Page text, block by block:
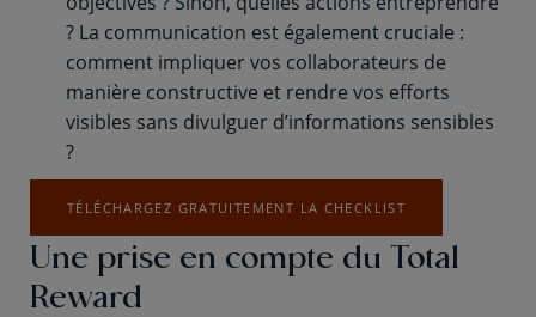
? La communication est également cruciale :
comment impliquer vos collaborateurs de
manière constructive et rendre vos efforts
visibles sans divulguer d’informations sensibles
?
TÉLÉCHARGEZ GRATUITEMENT LA CHECKLIST
Une prise en compte du Total
Reward